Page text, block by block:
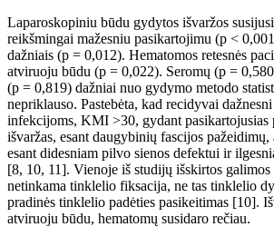
Laparoskopiniu būdu gydytos išvaržos
reikšmingai mažesniu pasikartojimu (p <
dažniais (p = 0,012). Hematomos retesnės
atviruoju būdu (p = 0,022). Seromų (p =
(p = 0,819) dažniai nuo gydymo metodo
nepriklauso. Pastebėta, kad recidyvai dažnesni
infekcijoms, KMI >30, gydant pasikartojusias
išvaržas, esant daugybinių fascijos pažeidimų,
esant didesniam pilvo sienos defektui ir
[8, 10, 11]. Vienoje iš studijų išskirtos
netinkama tinklelio fiksacija, ne tas tinklelio
pradinės tinklelio padėties pasikeitimas [10].
atviruoju būdu, hematomų susidaro rečiau.